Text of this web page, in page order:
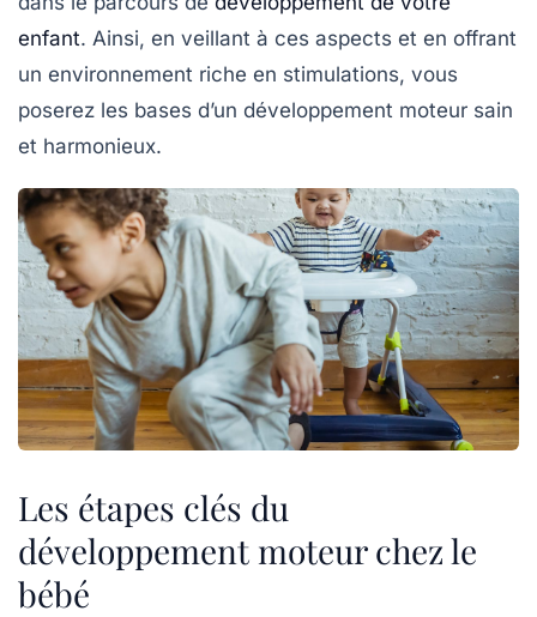
enfant. Ainsi, en veillant à ces aspects et en offrant
un environnement riche en stimulations, vous
poserez les bases d’un développement moteur sain
et harmonieux.
Les étapes clés du
développement moteur chez le
bébé